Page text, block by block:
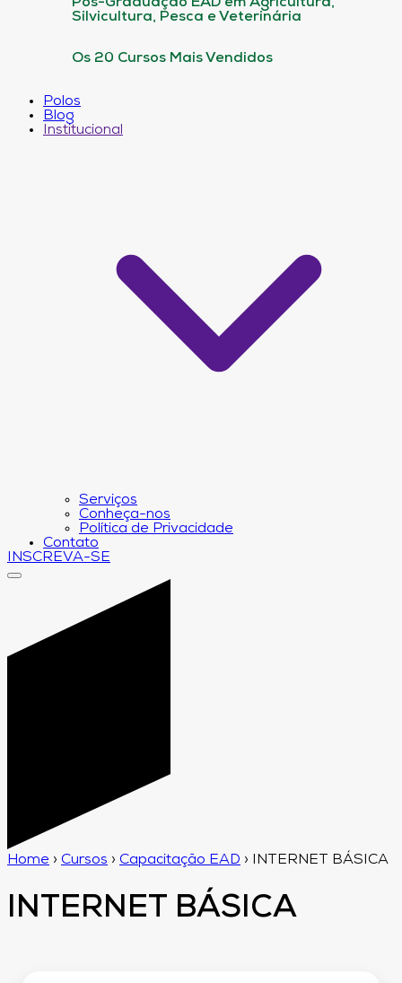
Silvicultura, Pesca e Veterinária
Os 20 Cursos Mais Vendidos
Polos
Blog
Institucional
Serviços
Conheça-nos
Política de Privacidade
Contato
INSCREVA-SE
Home › Cursos › Capacitação EAD › INTERNET BÁSICA
INTERNET BÁSICA